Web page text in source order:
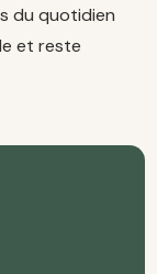
du quotidien
et reste